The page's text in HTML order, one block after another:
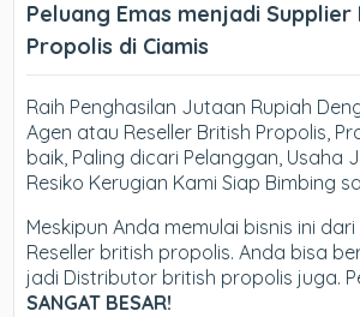
Peluang Emas menjadi Supplier
Propolis di Ciamis
Raih Penghasilan Jutaan Rupiah
Agen atau Reseller British Propolis,
baik, Paling dicari Pelanggan, Usaha
Resiko Kerugian Kami Siap Bimbing
Meskipun Anda memulai bisnis ini
Reseller british propolis. Anda bisa
jadi Distributor british propolis juga.
SANGAT BESAR!